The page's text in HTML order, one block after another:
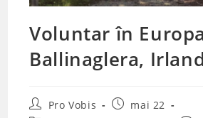
Voluntar în
Ballinaglera,
PostPro Vobis
Postmai 22